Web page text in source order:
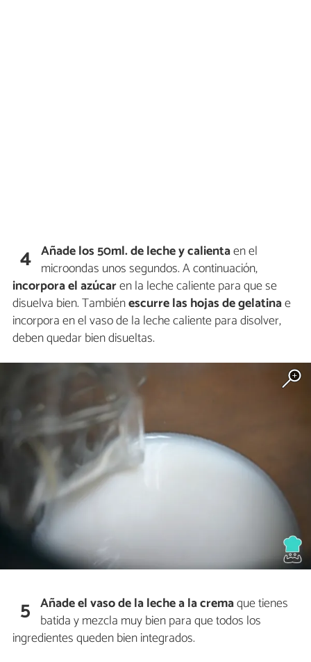
4 Añade los 50ml. de leche y calientaen el
microondas unos segundos. A continuación,
incorpora el azúcaren la leche caliente para que se
disuelva bien. Tambiénescurre las hojas de gelatinae
incorpora en el vaso de la leche caliente para disolver,
deben quedar bien disueltas.
5 Añade el vaso de la leche a la cremaque tienes
batida y mezcla muy bien para que todos los
ingredientes queden bien integrados.